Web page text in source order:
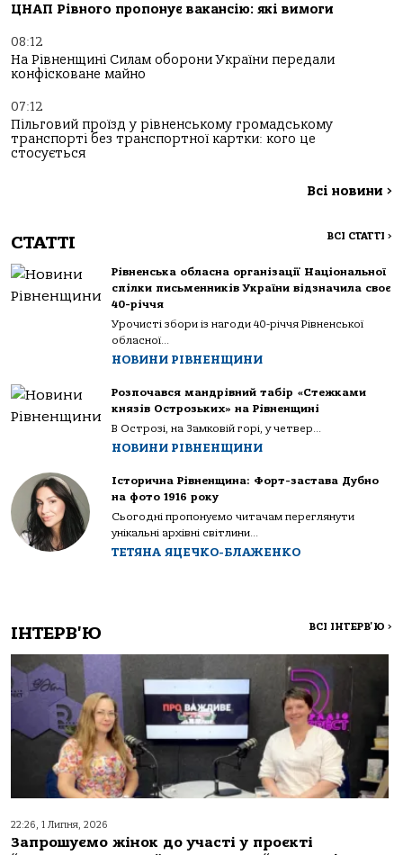
ЦНАП Рівного пропонує вакансію: які вимоги
08:12
На Рівненщині Силам оборони України передали
конфісковане майно
07:12
Пільговий проїзд у рівненському громадському
транспорті без транспортної картки: кого це
стосується
Всі новини >
СТАТТІ ВСІ СТАТТІ >
Рівненська обласна організації Національної
спілки письменників України відзначила своє
40-річчя
Урочисті збори із нагоди 40-річчя Рівненської
обласної...
НОВИНИ РІВНЕНЩИНИ
Розпочався мандрівний табір «Стежками
князів Острозьких» на Рівненщині
В Острозі, на Замковій горі, у четвер...
НОВИНИ РІВНЕНЩИНИ
Історична Рівненщина: Форт-застава Дубно
на фото 1916 року
Сьогодні пропонуємо читачам переглянути
унікальні архівні світлини...
ТЕТЯНА ЯЦЕЧКО-БЛАЖЕНКО
ІНТЕРВ'Ю ВСІ ІНТЕРВ'Ю >
22:26, 1 Липня, 2026
Запрошуємо жінок до участі у проєкті